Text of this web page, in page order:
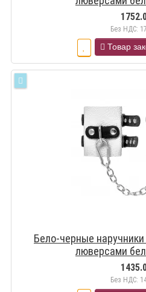
Без НДС:
Товар
Бело-черные
люверсами
Без НДС: